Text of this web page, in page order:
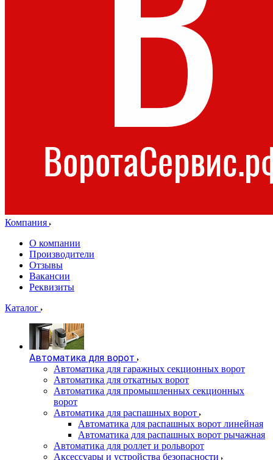
Компания
О компании
Производители
Отзывы
Вакансии
Реквизиты
Каталог
Автоматика для ворот
Автоматика для гаражных секционных ворот
Автоматика для откатных ворот
Автоматика для промышленных секционных
ворот
Автоматика для распашных ворот
Автоматика для распашных ворот линейная
Автоматика для распашных ворот рычажная
Автоматика для роллет и рольворот
Аксессуары и устройства безопасности